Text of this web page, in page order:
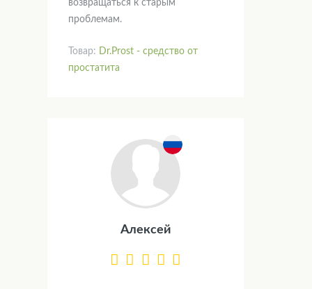
возвращаться к старым
проблемам.
Товар: Dr.Prost - средство от
простатита
Алексей